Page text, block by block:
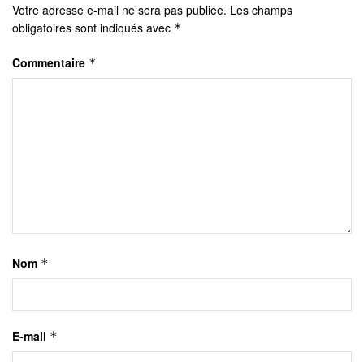
Votre adresse e-mail ne sera pas publiée. Les champs
obligatoires sont indiqués avec *
Commentaire *
Nom *
E-mail *